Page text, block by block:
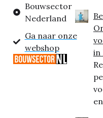
Bouwsector
Nederland
Ga naar onze
webshop
in